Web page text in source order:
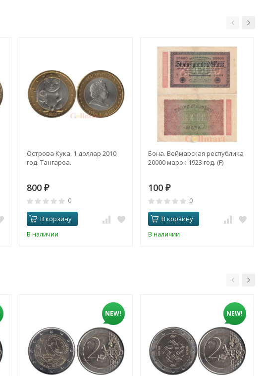
Острова Кука. 1 доллар 2010
год. Тангароа.
800 ₽
0
В корзину
В наличии
Бона. Веймарская республика
20000 марок 1923 год. (F)
100 ₽
0
В корзину
В наличии
NEW! NEW!